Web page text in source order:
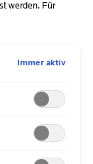
werden. Für
Immer aktiv